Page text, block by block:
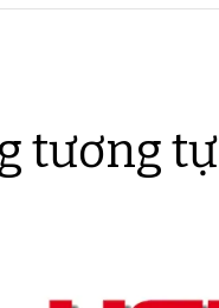
tương tự